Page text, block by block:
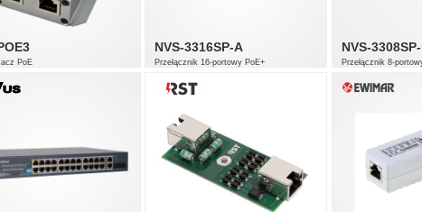
PoE
NVS-3316SP-A
Przełącznik 16-portowy PoE+
16 x 100Mb/s PoE+
2 x Combo (RJ45 + SFP) 1000Mb/s
Tryb pracy: VLAN, Extend, QoS, PoE
Watchdog
NVS-
Przełącznik 8-
4 x 10/100/
4 x 10/100/